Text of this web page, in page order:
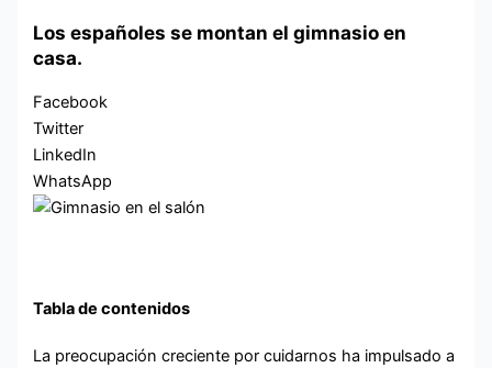
Los españoles se montan el gimnasio en
casa.
Facebook
Twitter
LinkedIn
WhatsApp
Tabla de contenidos
La preocupación creciente por cuidarnos ha impulsado a